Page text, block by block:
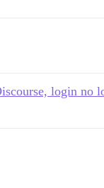
login no